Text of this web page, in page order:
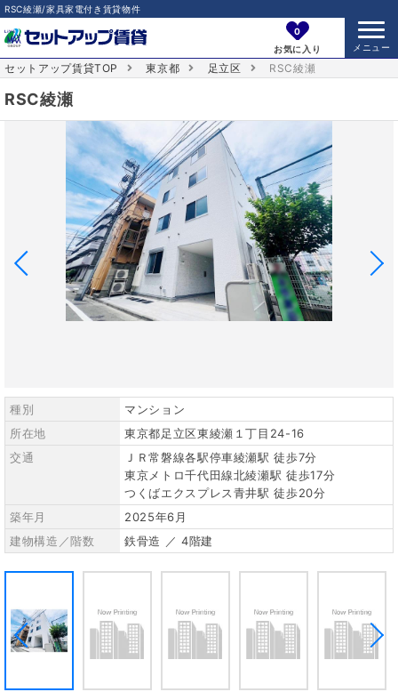
RSC綾瀬/家具家電付き賃貸物件
0
お気に入り
セットアップ賃貸TOP 東京都 足立区 RSC綾瀬
RSC綾瀬
種別
マンション
所在地
東京都足立区東綾瀬１丁目24-16
交通
ＪＲ常磐線各駅停車綾瀬駅 徒歩7分
東京メトロ千代田線北綾瀬駅 徒歩17分
つくばエクスプレス青井駅 徒歩20分
築年月
2025年6月
建物構造／階数
鉄骨造 ／ 4階建